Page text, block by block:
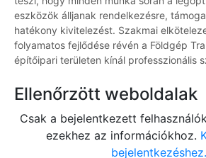
eszközök álljanak rendelkezésre,
hatékony kivitelezést. Szakmai
folyamatos fejlődése révén a Földgép
építőipari területen kínál professzionális
Ellenőrzött weboldalak
Csak a bejelentkezett
ezekhez az információkhoz.
bejelentkezéshez.